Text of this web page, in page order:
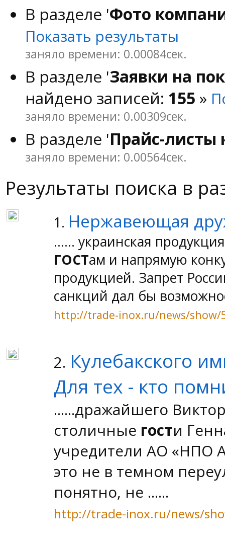
В разделе 'Фото
Показать результаты
заняло времени: 0.00084сек.
В разделе 'Заявки на
найдено записей: 155 »
заняло времени: 0.00309сек.
В разделе 'Прайс-листы
заняло времени: 0.00564сек.
Результаты поиска в
1. Нержавеющая
...... украинская
ГОСТам и напрямую
продукцией. Запрет
санкций дал бы
http://trade-inox.ru/news/show/
2. Кулебакского
Для тех - кто
......дражайшего
столичные гости
учредители АО «НПО
это не в темном
понятно, не ......
http://trade-inox.ru/news/